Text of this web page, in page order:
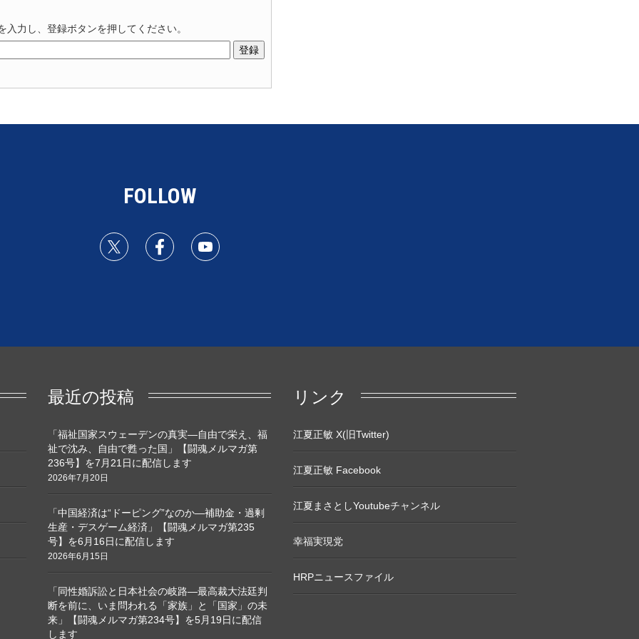
入力し、登録ボタンを押してください。
FOLLOW
最近の投稿
「福祉国家スウェーデンの真実―自由で栄え、福
祉で沈み、自由で甦った国」【闘魂メルマガ第
236号】を7月21日に配信します
2026年7月20日
「中国経済は“ドーピング”なのか―補助金・過剰
生産・デスゲーム経済」【闘魂メルマガ第235
号】を6月16日に配信します
2026年6月15日
「同性婚訴訟と日本社会の岐路―最高裁大法廷判
断を前に、いま問われる「家族」と「国家」の未
来」【闘魂メルマガ第234号】を5月19日に配信
します
リンク
江夏正敏 X(旧Twitter)
江夏正敏 Facebook
江夏まさとしYoutubeチャンネル
幸福実現党
HRPニュースファイル